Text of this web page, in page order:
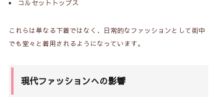
コルセットトップス
これらは単なる下着ではなく、日常的なファッションとして街中
でも堂々と着用されるようになっています。
現代ファッションへの影響